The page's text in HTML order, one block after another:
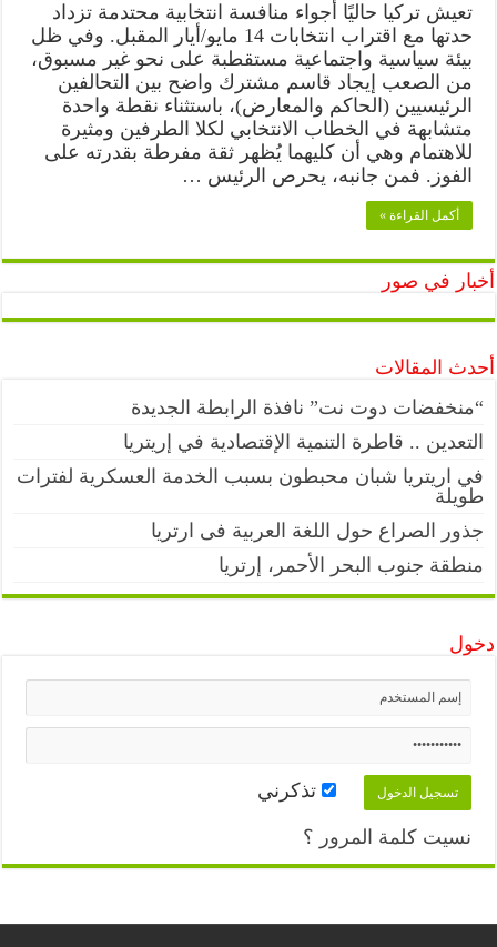
تعيش تركيا حاليًا أجواء منافسة انتخابية محتدمة تزداد
حدتها مع اقتراب انتخابات 14 مايو/أيار المقبل. وفي ظل
بيئة سياسية واجتماعية مستقطبة على نحو غير مسبوق،
من الصعب إيجاد قاسم مشترك واضح بين التحالفين
الرئيسيين (الحاكم والمعارض)، باستثناء نقطة واحدة
متشابهة في الخطاب الانتخابي لكلا الطرفين ومثيرة
للاهتمام وهي أن كليهما يُظهر ثقة مفرطة بقدرته على
الفوز. فمن جانبه، يحرص الرئيس …
أكمل القراءة »
أخبار في صور
أحدث المقالات
“منخفضات دوت نت” نافذة الرابطة الجديدة
التعدين .. قاطرة التنمية الإقتصادية في إريتريا
في اريتريا شبان محبطون بسبب الخدمة العسكرية لفترات
طويلة
جذور الصراع حول اللغة العربية فى ارتريا
منطقة جنوب البحر الأحمر، إرتريا
دخول
تذكرني
نسيت كلمة المرور ؟